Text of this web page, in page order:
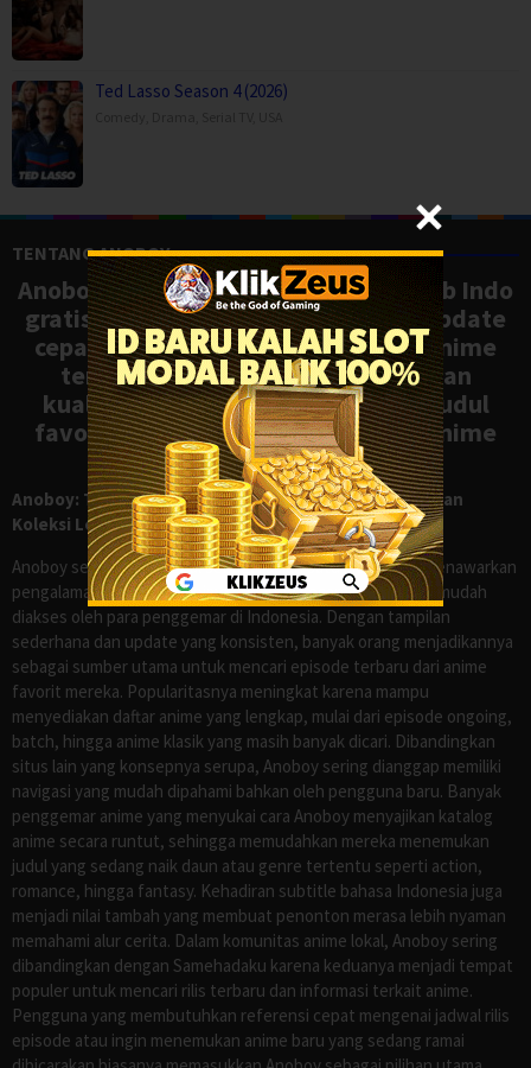
Ted Lasso Season 4 (2026)
TENTANG ANOBOY
Anoboy adalah situs nonton anime sub Indo
gratis dengan koleksi lengkap dan update
cepat, mirip Samehadaku. Tonton anime
terbaru, ongoing, dan batch dengan
kualitas HD tanpa ribet. Temukan judul
favoritmu dan nikmati streaming anime
terbaik kapan saja.
Anoboy: Tempat Nonton Anime Sub Indo Gratis dengan
Koleksi Lengkap seperti Samehadaku
Anoboy sejak lama dikenal sebagai salah satu situs yang menawarkan
pengalaman menonton anime sub Indo secara praktis dan mudah
diakses oleh para penggemar di Indonesia. Dengan tampilan
sederhana dan update yang konsisten, banyak orang menjadikannya
sebagai sumber utama untuk mencari episode terbaru dari anime
favorit mereka. Popularitasnya meningkat karena mampu
menyediakan daftar anime yang lengkap, mulai dari episode ongoing,
batch, hingga anime klasik yang masih banyak dicari. Dibandingkan
situs lain yang konsepnya serupa, Anoboy sering dianggap memiliki
navigasi yang mudah dipahami bahkan oleh pengguna baru. Banyak
penggemar anime yang menyukai cara Anoboy menyajikan katalog
anime secara runtut, sehingga memudahkan mereka menemukan
judul yang sedang naik daun atau genre tertentu seperti action,
romance, hingga fantasy. Kehadiran subtitle bahasa Indonesia juga
menjadi nilai tambah yang membuat penonton merasa lebih nyaman
memahami alur cerita. Dalam komunitas anime lokal, Anoboy sering
dibandingkan dengan Samehadaku karena keduanya menjadi tempat
populer untuk mencari rilis terbaru dan informasi terkait anime.
Pengguna yang membutuhkan referensi cepat mengenai jadwal rilis
episode atau ingin menemukan anime baru yang sedang ramai